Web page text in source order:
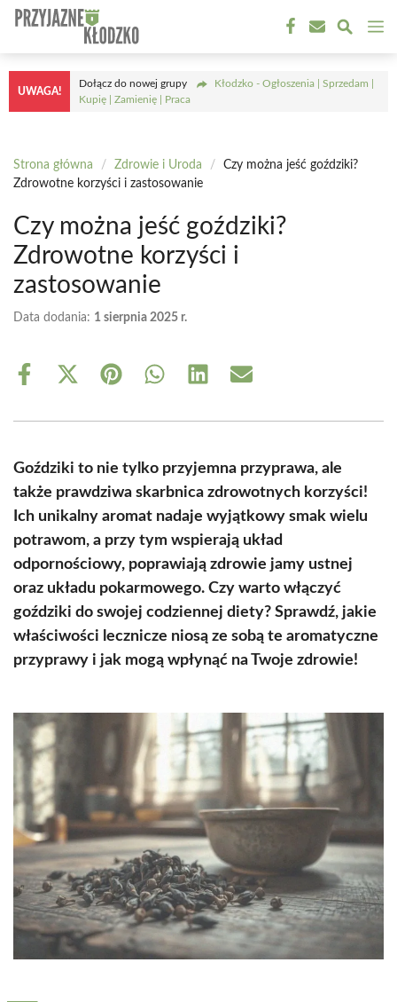
Przejdź
treści
UWAGA!
Dołącz do nowej grupy
Kłodzko - Ogłoszenia | Sprzedam |
Kupię | Zamienię | Praca
Strona główna / Zdrowie i Uroda /
Czy można jeść goździki?
Zdrowotne korzyści i zastosowanie
Czy można jeść goździki?
Zdrowotne korzyści i
zastosowanie
Data dodania: 1 sierpnia 2025 r.
Share
Share
(Twitter)
Share Share Share Share
Goździki to nie tylko przyjemna przyprawa, ale
także prawdziwa skarbnica zdrowotnych korzyści!
Ich unikalny aromat nadaje wyjątkowy smak wielu
potrawom, a przy tym wspierają układ
odpornościowy, poprawiają zdrowie jamy ustnej
oraz układu pokarmowego. Czy warto włączyć
goździki do swojej codziennej diety? Sprawdź, jakie
właściwości lecznicze niosą ze sobą te aromatyczne
przyprawy i jak mogą wpłynąć na Twoje zdrowie!